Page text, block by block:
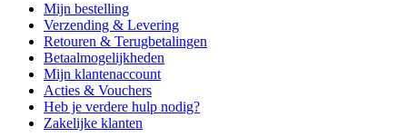
Mijn bestelling
Verzending & Levering
Retouren & Terugbetalingen
Betaalmogelijkheden
Mijn klantenaccount
Acties & Vouchers
Heb je verdere hulp nodig?
Zakelijke klanten